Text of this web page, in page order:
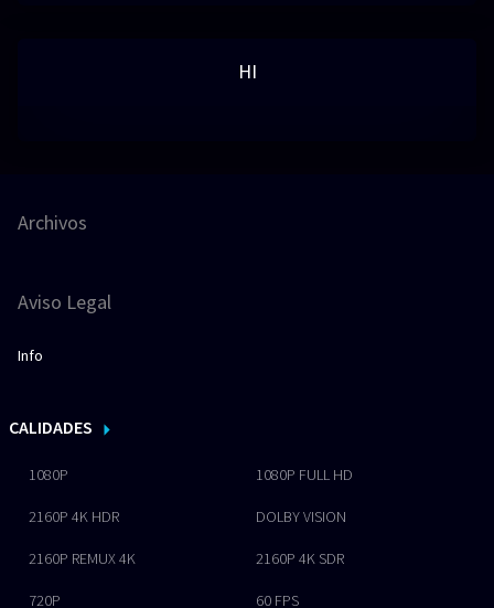
HI
Archivos
Aviso Legal
Info
CALIDADES
1080P 1080P FULL HD
2160P 4K HDR DOLBY VISION
2160P REMUX 4K 2160P 4K SDR
720P 60 FPS